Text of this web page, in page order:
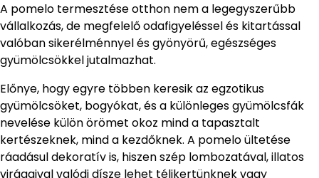
A pomelo termesztése otthon nem a legegyszerűbb
vállalkozás, de megfelelő odafigyeléssel és kitartással
valóban sikerélménnyel és gyönyörű, egészséges
gyümölcsökkel jutalmazhat.
Előnye, hogy egyre többen keresik az egzotikus
gyümölcsöket, bogyókat, és a különleges gyümölcsfák
nevelése külön örömet okoz mind a tapasztalt
kertészeknek, mind a kezdőknek. A pomelo ültetése
ráadásul dekoratív is, hiszen szép lombozatával, illatos
virágaival valódi dísze lehet télikertünknek vagy